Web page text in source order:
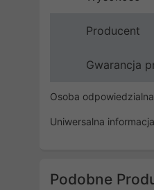
Producent
Gwarancja
Osoba
Uniwersalna
Podobne